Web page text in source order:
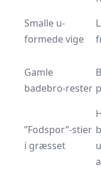
Smalle u-
formede vige
Gamle
badebro-rester
”Fodspor”-stier
i græsset